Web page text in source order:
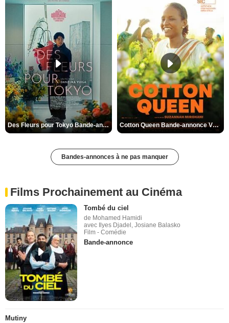
Des Fleurs pour Tokyo Bande-annonce VO STFR Cotton Queen Bande-annonce VO STFR
Bandes-annonces à ne pas manquer
Films Prochainement au Cinéma
Tombé du ciel
de Mohamed Hamidi
avec Ilyes Djadel, Josiane Balasko
Film - Comédie
Bande-annonce
Mutiny